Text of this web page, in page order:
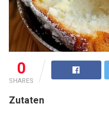
0
SHARES
Zutaten